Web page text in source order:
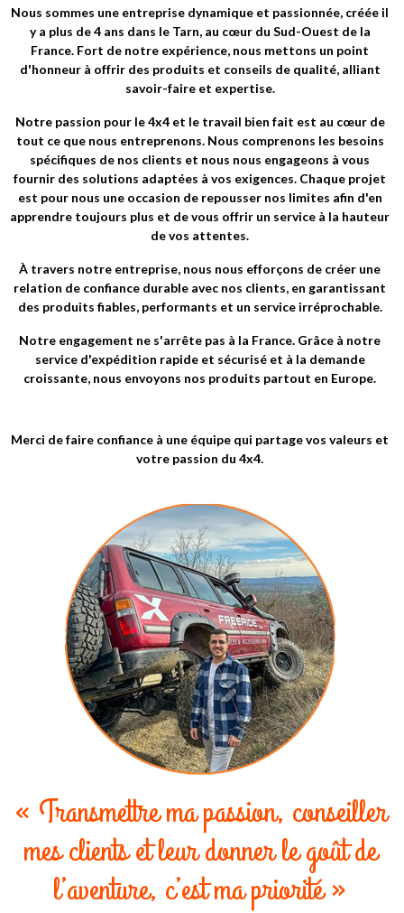
Nous sommes une entreprise dynamique et passionnée, créée il
y a plus de 4 ans dans le Tarn, au cœur du Sud-Ouest de la
France. Fort de notre expérience, nous mettons un point
d'honneur à offrir des produits et conseils de qualité, alliant
savoir-faire et expertise.
Notre passion pour le 4x4 et le travail bien fait est au cœur de
tout ce que nous entreprenons. Nous comprenons les besoins
spécifiques de nos clients et nous nous engageons à vous
fournir des solutions adaptées à vos exigences. Chaque projet
est pour nous une occasion de repousser nos limites afin d'en
apprendre toujours plus et de vous offrir un service à la hauteur
de vos attentes.
À travers notre entreprise, nous nous efforçons de créer une
relation de confiance durable avec nos clients, en garantissant
des produits fiables, performants et un service irréprochable.
Notre engagement ne s'arrête pas à la France. Grâce à notre
service d'expédition rapide et sécurisé et à la demande
croissante, nous envoyons nos produits partout en Europe.
Merci de faire confiance à une équipe qui partage vos valeurs et
votre passion du 4x4.
« Transmettre ma passion, conseiller
mes clients et leur donner le goût de
l’aventure, c’est ma priorité »